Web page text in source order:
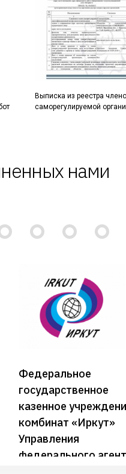
Выписка из реестра
саморегулируемой
нами
Федеральное
государственное
казенное
комбинат «Иркут»
Управления
федерального